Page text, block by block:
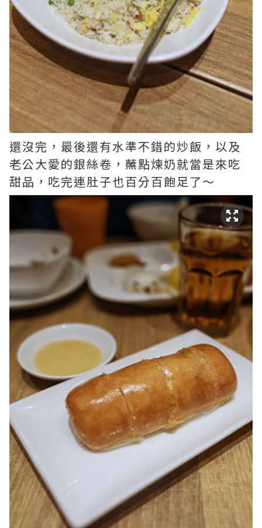
還沒完，最後還有水準不錯的炒飯，以及
老公大愛的銀絲卷，蘸點煉奶就當是來吃
甜品，吃完連肚子也百分百飽足了～